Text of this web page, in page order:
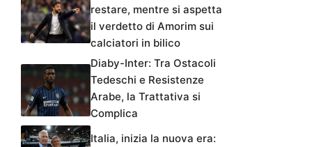
restare, mentre si aspetta
il verdetto di Amorim sui
calciatori in bilico
Diaby-Inter: Tra Ostacoli
Tedeschi e Resistenze
Arabe, la Trattativa si
Complica
Italia, inizia la nuova era: